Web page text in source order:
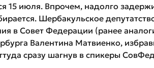
15 июля. Впрочем, надолго
Шербакульское
в Совет Федерации (ранее
Валентина Матвиенко,
сразу шагнув в спикеры